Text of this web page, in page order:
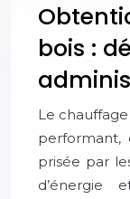
bois :
Le chauffage
performant,
prisée par
d’énergie